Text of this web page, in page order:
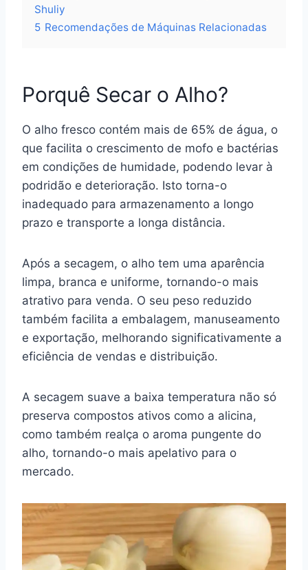
Shuliy
5 Recomendações de Máquinas Relacionadas
Porquê Secar o Alho?
O alho fresco contém mais de 65% de água, o
que facilita o crescimento de mofo e bactérias
em condições de humidade, podendo levar à
podridão e deterioração. Isto torna-o
inadequado para armazenamento a longo
prazo e transporte a longa distância.
Após a secagem, o alho tem uma aparência
limpa, branca e uniforme, tornando-o mais
atrativo para venda. O seu peso reduzido
também facilita a embalagem, manuseamento
e exportação, melhorando significativamente a
eficiência de vendas e distribuição.
A secagem suave a baixa temperatura não só
preserva compostos ativos como a alicina,
como também realça o aroma pungente do
alho, tornando-o mais apelativo para o
mercado.